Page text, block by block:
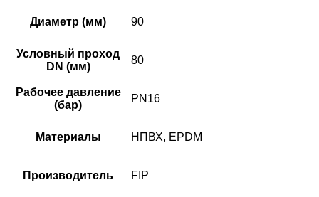
Диаметр (мм) 90
Условный проход
DN (мм)
80
Рабочее давление
(бар)
PN16
Материалы НПВХ, EPDM
Производитель FIP